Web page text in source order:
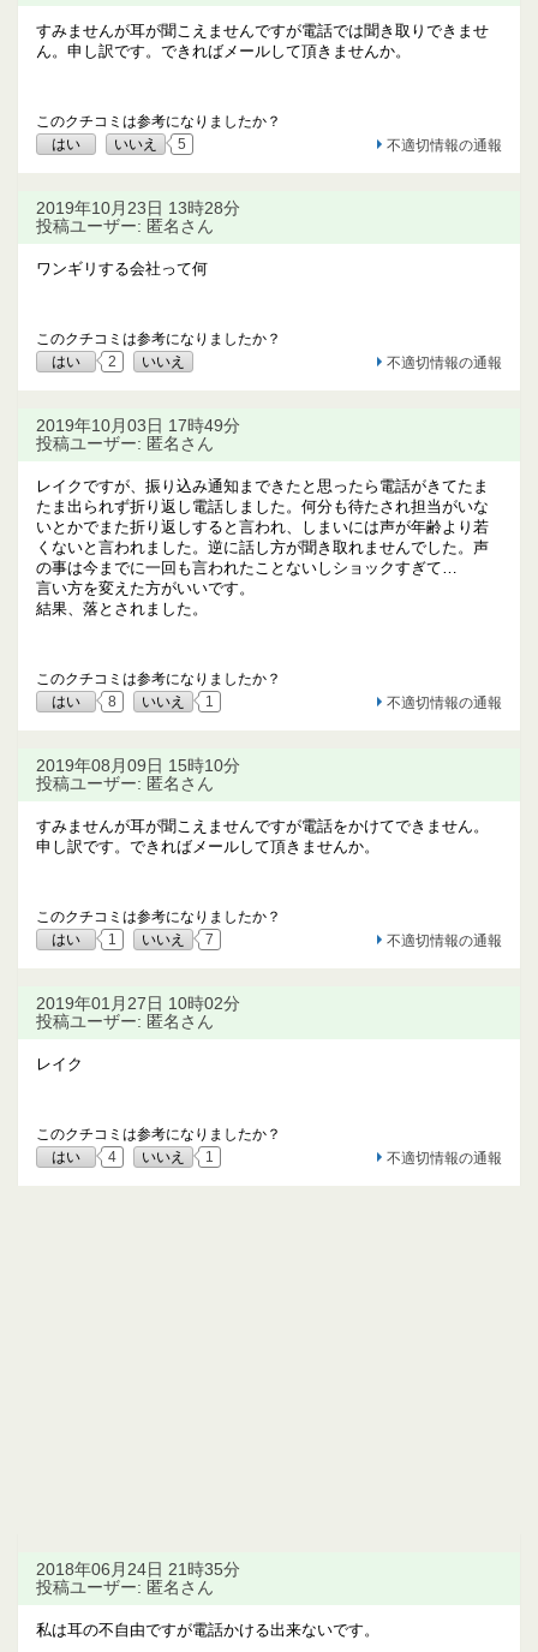
すみませんが耳が聞こえませんですが電話では聞き取りできませ
ん。申し訳です。できればメールして頂きませんか。
このクチコミは参考になりましたか？
はい
いいえ 5 不適切情報の通報
2019年10月23日 13時28分
投稿ユーザー: 匿名さん
ワンギリする会社って何
このクチコミは参考になりましたか？
はい
2 いいえ 不適切情報の通報
2019年10月03日 17時49分
投稿ユーザー: 匿名さん
レイクですが、振り込み通知まできたと思ったら電話がきてたま
たま出られず折り返し電話しました。何分も待たされ担当がいな
いとかでまた折り返しすると言われ、しまいには声が年齢より若
くないと言われました。逆に話し方が聞き取れませんでした。声
の事は今までに一回も言われたことないしショックすぎて…
言い方を変えた方がいいです。
結果、落とされました。
このクチコミは参考になりましたか？
はい
8 いいえ 1 不適切情報の通報
2019年08月09日 15時10分
投稿ユーザー: 匿名さん
すみませんが耳が聞こえませんですが電話をかけてできません。
申し訳です。できればメールして頂きませんか。
このクチコミは参考になりましたか？
はい
1 いいえ 7 不適切情報の通報
2019年01月27日 10時02分
投稿ユーザー: 匿名さん
レイク
このクチコミは参考になりましたか？
はい
4 いいえ 1 不適切情報の通報
2018年06月24日 21時35分
投稿ユーザー: 匿名さん
私は耳の不自由ですが電話かける出来ないです。